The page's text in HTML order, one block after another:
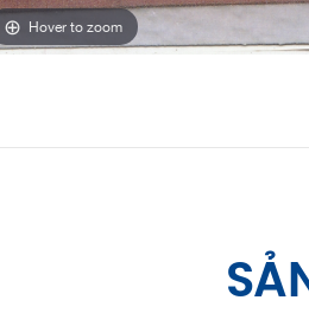
Hover to zoom